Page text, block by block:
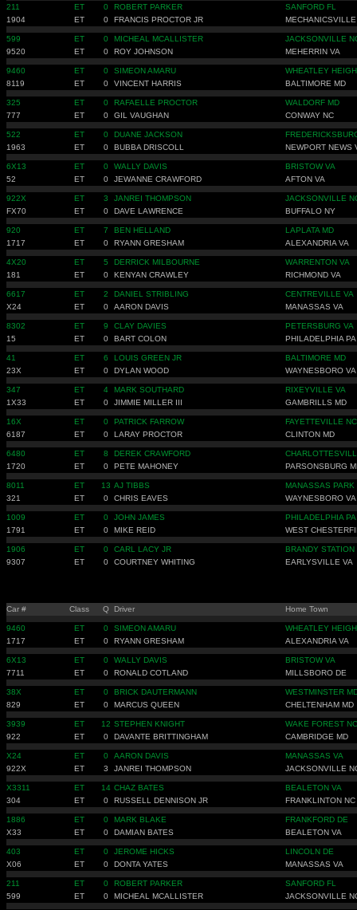
211 ET 0 ROBERT PARKER
SANFORD FL
1904
ET 0 FRANCIS PROCTOR JR
599 ET 0 MICHEAL MCALLISTER
JACKSONVILLE
9520
ET 0 ROY JOHNSON MEHERRIN VA
9460 ET 0 SIMEON AMARU
WHEATLEY
8119
ET 0 VINCENT HARRIS BALTIMORE MD
325 ET 0 RAFAELLE PROCTOR
WALDORF MD
777
ET 0 GIL VAUGHAN CONWAY NC
522 ET 0 DUANE JACKSON
1963
ET 0 BUBBA DRISCOLL NEWPORT NEWS
6X13 ET 0 WALLY DAVIS
BRISTOW VA
52
ET 0 JEWANNE CRAWFORD AFTON VA
922X ET 3 JANREI THOMPSON
JACKSONVILLE
FX70
ET 0 DAVE LAWRENCE BUFFALO NY
920 ET 7 BEN HELLAND
LAPLATA MD
1717
ET 0 RYANN GRESHAM ALEXANDRIA VA
4X20 ET 5 DERRICK MILBOURNE
WARRENTON VA
181
ET 0 KENYAN CRAWLEY RICHMOND VA
6617 ET 2 DANIEL STRIBLING
CENTREVILLE VA
X24
ET 0 AARON DAVIS MANASSAS VA
8302 ET 9 CLAY DAVIES
PETERSBURG VA
15
ET 0 BART COLON PHILADELPHIA PA
41 ET 6 LOUIS GREEN JR
BALTIMORE MD
23X
ET 0 DYLAN WOOD WAYNESBORO VA
347 ET 4 MARK SOUTHARD
RIXEYVILLE VA
1X33
ET 0 JIMMIE MILLER III GAMBRILLS MD
16X ET 0 PATRICK FARROW
FAYETTEVILLE NC
6187
ET 0 LARAY PROCTOR CLINTON MD
6480 ET 8 DEREK CRAWFORD
1720
ET 0 PETE MAHONEY PARSONSBURG
8011 ET 13 AJ TIBBS
MANASSAS PARK
321
ET 0 CHRIS EAVES WAYNESBORO VA
1009 ET 0 JOHN JAMES
PHILADELPHIA PA
1791
ET 0 MIKE REID WEST
1906 ET 0 CARL LACY JR
BRANDY STATION
9307
ET 0 COURTNEY WHITING EARLYSVILLE VA
Car # Class Q Driver Home Town
9460 ET 0 SIMEON AMARU
WHEATLEY
1717
ET 0 RYANN GRESHAM ALEXANDRIA VA
6X13 ET 0 WALLY DAVIS
BRISTOW VA
7711
ET 0 RONALD COTLAND MILLSBORO DE
38X ET 0 BRICK DAUTERMANN
WESTMINSTER
829
ET 0 MARCUS QUEEN CHELTENHAM MD
3939 ET 12 STEPHEN KNIGHT
WAKE FOREST NC
922
ET 0 DAVANTE BRITTINGHAM CAMBRIDGE MD
X24 ET 0 AARON DAVIS
MANASSAS VA
922X
ET 3 JANREI THOMPSON JACKSONVILLE
X3311 ET 14 CHAZ BATES
BEALETON VA
304
ET 0 RUSSELL DENNISON JR FRANKLINTON NC
1886 ET 0 MARK BLAKE
FRANKFORD DE
X33
ET 0 DAMIAN BATES BEALETON VA
403 ET 0 JEROME HICKS
LINCOLN DE
X06
ET 0 DONTA YATES MANASSAS VA
211 ET 0 ROBERT PARKER
SANFORD FL
599
ET 0 MICHEAL MCALLISTER JACKSONVILLE